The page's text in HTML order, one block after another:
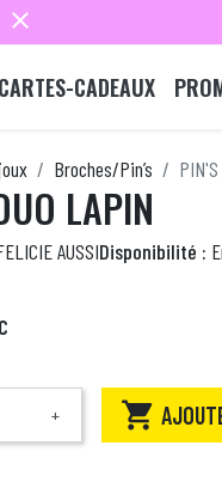
close
CARTES-CADEAUX
Broches/Pin’s
LAPIN
AUSSIDisponibilité :
+ 